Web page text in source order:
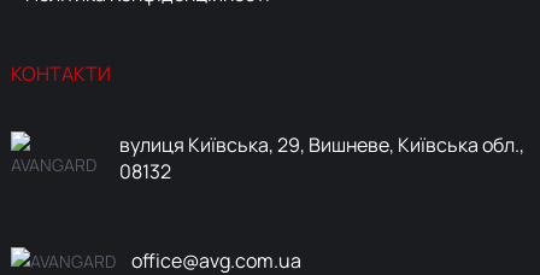
КОНТАКТИ
вулиця Київська, 29, Вишневе, Київська обл.,
08132
office@avg.com.ua